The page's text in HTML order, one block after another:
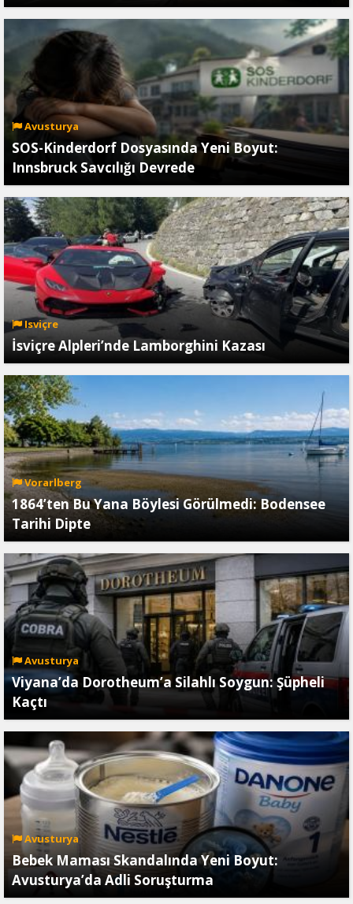
Avusturya
SOS-Kinderdorf Dosyasında Yeni Boyut:
Innsbruck Savcılığı Devrede
Isviçre
İsviçre Alpleri’nde Lamborghini Kazası
Vorarlberg
1864’ten Bu Yana Böylesi Görülmedi: Bodensee
Tarihi Dipte
Avusturya
Viyana’da Dorotheum’a Silahlı Soygun: Şüpheli
Kaçtı
Avusturya
Bebek Maması Skandalında Yeni Boyut:
Avusturya’da Adli Soruşturma